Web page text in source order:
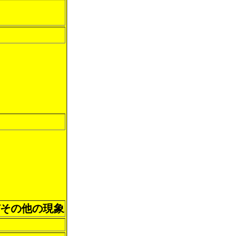
の他の現象